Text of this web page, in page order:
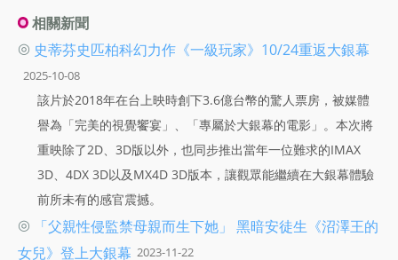
相關新聞
◎ 史蒂芬史匹柏科幻力作《一級玩家》10/24重返大銀幕
2025-10-08
該片於2018年在台上映時創下3.6億台幣的驚人票房，被媒體
譽為「完美的視覺饗宴」、「專屬於大銀幕的電影」。本次將
重映除了2D、3D版以外，也同步推出當年一位難求的IMAX
3D、4DX 3D以及MX4D 3D版本，讓觀眾能繼續在大銀幕體驗
前所未有的感官震撼。
◎
「父親性侵監禁母親而生下她」 黑暗安徒生《沼澤王的
女兒》登上大銀幕 2023-11-22